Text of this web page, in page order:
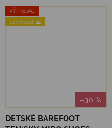
VÝPREDAJ
LETO 2026 🌊
–30 %
DETSKÉ BAREFOOT